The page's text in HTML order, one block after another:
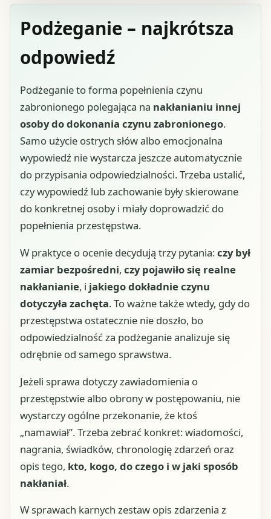
Podżeganie – najkrótsza
odpowiedź
Podżeganie to forma popełnienia czynu
zabronionego polegająca na nakłanianiu innej
osoby do dokonania czynu zabronionego.
Samo użycie ostrych słów albo emocjonalna
wypowiedź nie wystarcza jeszcze automatycznie
do przypisania odpowiedzialności. Trzeba ustalić,
czy wypowiedź lub zachowanie były skierowane
do konkretnej osoby i miały doprowadzić do
popełnienia przestępstwa.
W praktyce o ocenie decydują trzy pytania:czy był
zamiar bezpośredni, czy pojawiło się realne
nakłanianie, i jakiego dokładnie czynu
dotyczyła zachęta. To ważne także wtedy, gdy do
przestępstwa ostatecznie nie doszło, bo
odpowiedzialność za podżeganie analizuje się
odrębnie od samego sprawstwa.
Jeżeli sprawa dotyczy zawiadomienia o
przestępstwie albo obrony w postępowaniu, nie
wystarczy ogólne przekonanie, że ktoś
„namawiał”. Trzeba zebrać konkret: wiadomości,
nagrania, świadków, chronologię zdarzeń oraz
opis tego, kto, kogo, do czego i w jaki sposób
nakłaniał.
W sprawach karnych zestaw opis zdarzenia z